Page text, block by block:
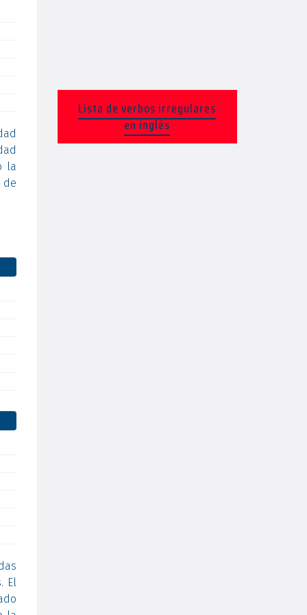
la
de
El
Lista de verbos irregulares
en inglés